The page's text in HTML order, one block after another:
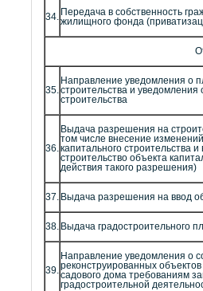
34. Передача в собственность
жилищного фонда
35.
Направление уведомления о
строительства и уведомления
строительства
36.
Выдача разрешения на
том числе внесение
капитального строительства
строительство объекта
действия такого разрешения)
37. Выдача разрешения на ввод
38. Выдача градостроительного
39.
Направление уведомления о
реконструированных
садового дома требованиям
градостроительной